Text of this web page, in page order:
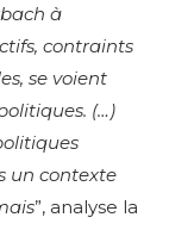
à
contraints
se voient
(…)
un contexte
”, analyse la